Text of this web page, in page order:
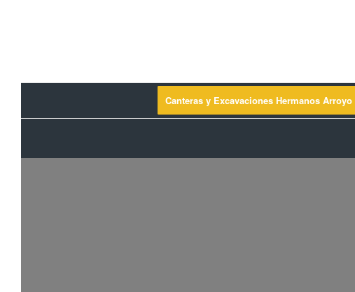
Canteras y Excavaciones Hermanos Arroyo